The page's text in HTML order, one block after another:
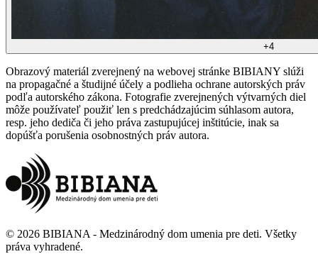
+4
Obrazový materiál zverejnený na webovej stránke BIBIANY slúži
na propagačné a študijné účely a podlieha ochrane autorských práv
podľa autorského zákona. Fotografie zverejnených výtvarných diel
môže používateľ použiť len s predchádzajúcim súhlasom autora,
resp. jeho dediča či jeho práva zastupujúcej inštitúcie, inak sa
dopúšťa porušenia osobnostných práv autora.
© 2026 BIBIANA - Medzinárodný dom umenia pre deti. Všetky
práva vyhradené.